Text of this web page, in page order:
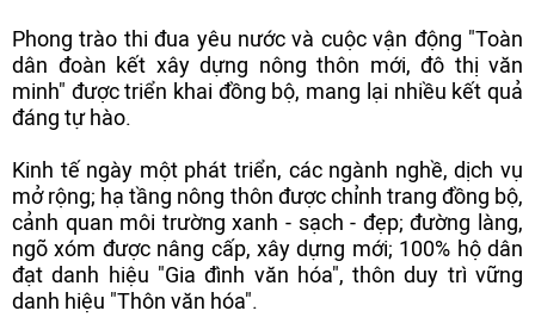
Phong trào thi đua yêu nước và cuộc vận động "Toàn
dân đoàn kết xây dựng nông thôn mới, đô thị văn
minh" được triển khai đồng bộ, mang lại nhiều kết quả
đáng tự hào.
Kinh tế ngày một phát triển, các ngành nghề, dịch vụ
mở rộng; hạ tầng nông thôn được chỉnh trang đồng bộ,
cảnh quan môi trường xanh - sạch - đẹp; đường làng,
ngõ xóm được nâng cấp, xây dựng mới; 100% hộ dân
đạt danh hiệu "Gia đình văn hóa", thôn duy trì vững
danh hiệu "Thôn văn hóa".